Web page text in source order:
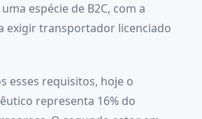
espécie de B2C, com a
exigir transportador licenciado
esses requisitos, hoje o
representa 16% do